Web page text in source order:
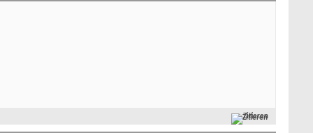
Zitieren